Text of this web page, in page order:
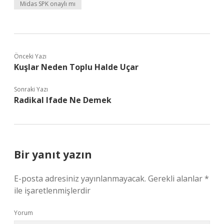
Midas SPK onaylı mı
Önceki Yazı
Kuşlar Neden Toplu Halde Uçar
Sonraki Yazı
Radikal Ifade Ne Demek
Bir yanıt yazın
E-posta adresiniz yayınlanmayacak. Gerekli alanlar*
ile işaretlenmişlerdir
Yorum